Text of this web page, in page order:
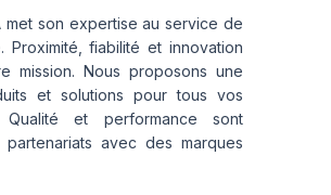
met son expertise au service de
Proximité, fiabilité et innovation
Nous proposons une
et solutions pour tous vos
Qualité et performance sont
avec des marques